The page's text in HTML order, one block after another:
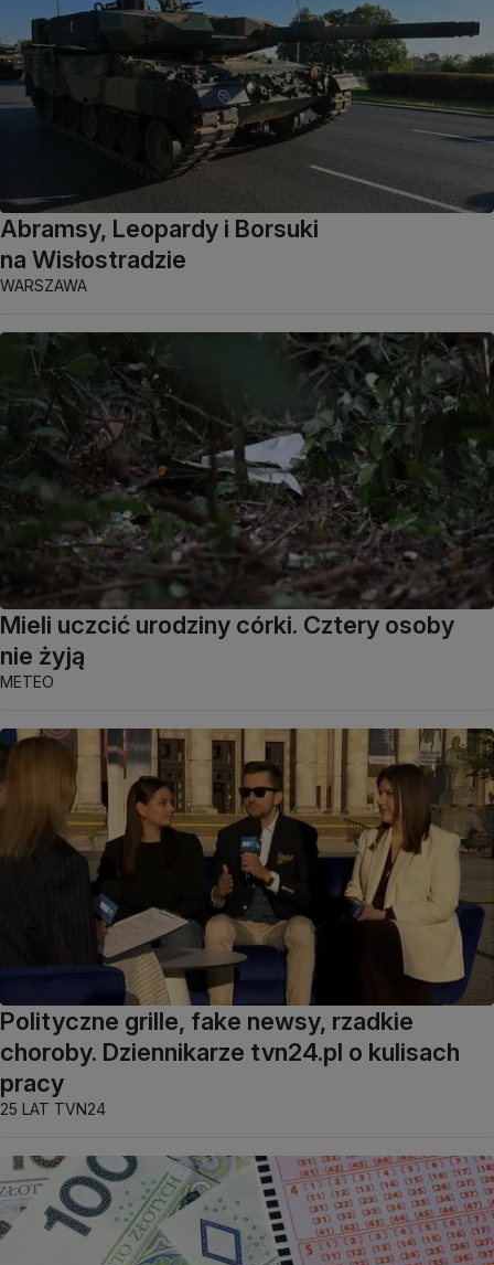
Abramsy, Leopardy i Borsuki
na Wisłostradzie
WARSZAWA
Mieli uczcić urodziny córki. Cztery osoby
nie żyją
METEO
Polityczne grille, fake newsy, rzadkie
choroby. Dziennikarze tvn24.pl o kulisach
pracy
25 LAT TVN24